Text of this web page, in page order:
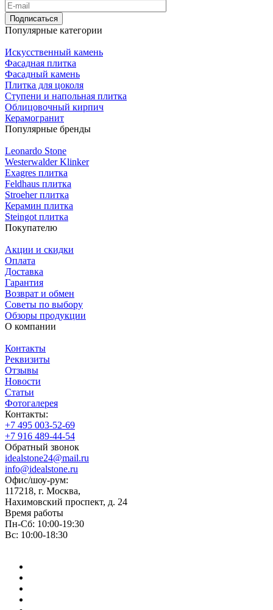
Подписаться
Популярные категории
Искусственный камень
Фасадная плитка
Фасадный камень
Плитка для цоколя
Ступени и напольная плитка
Облицовочный кирпич
Керамогранит
Популярные бренды
Leonardo Stone
Westerwalder Klinker
Exagres плитка
Feldhaus плитка
Stroeher плитка
Керамин плитка
Steingot плитка
Покупателю
Акции и скидки
Оплата
Доставка
Гарантия
Возврат и обмен
Советы по выбору
Обзоры продукции
О компании
Контакты
Реквизиты
Отзывы
Новости
Статьи
Фотогалерея
Контакты:
+7 495 003-52-69
+7 916 489-44-54
Обратный звонок
idealstone24@mail.ru
info@idealstone.ru
Офис/шоу-рум:
117218, г. Москва,
Нахимовский проспект, д. 24
Время работы
Пн-Сб: 10:00-19:30
Вс: 10:00-18:30